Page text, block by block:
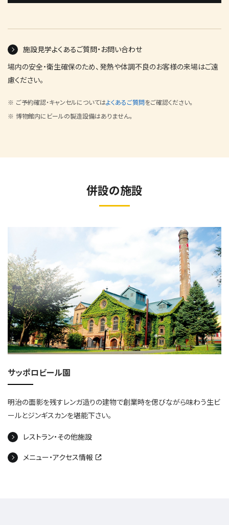
施設見学よくあるご質問・お問い合わせ
場内の安全・衛生確保のため、発熱や体調不良のお客様の来場はご遠
慮ください。
ご予約確認・キャンセルについてはよくあるご質問をご確認ください。
博物館内にビールの製造設備はありません。
併設の施設
サッポロビール園
明治の面影を残すレンガ造りの建物で創業時を偲びながら味わう生ビ
ールとジンギスカンを堪能下さい。
レストラン・その他施設
メニュー・アクセス情報